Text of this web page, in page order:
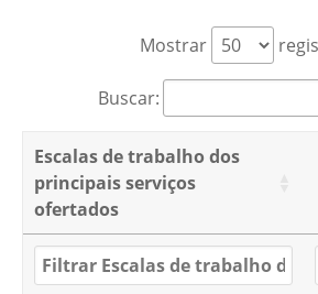
Mostrar
Buscar:
Escalas de trabalho dos
principais serviços
ofertados